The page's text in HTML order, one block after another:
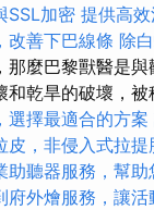
SSL加密 提供高
改善下巴線條 除
那麼巴黎獸醫是
和乾旱的破壞，被
選擇最適合的方案
皮，非侵入式拉提
助聽器服務，幫
府外燴服務，讓活